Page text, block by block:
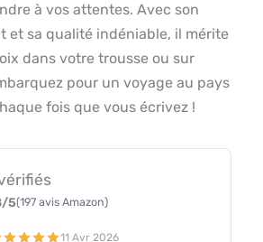
à vos attentes. Avec son
et sa qualité indéniable, il mérite
dans votre trousse ou sur
pour un voyage au pays
fois que vous écrivez !
5(197 avis Amazon)
11 Avr 2026